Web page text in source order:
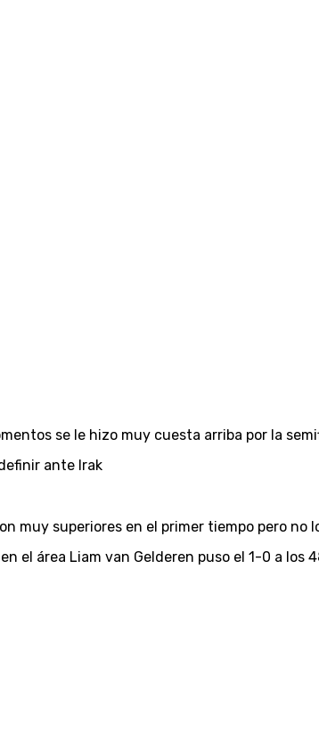
se le hizo muy cuesta arriba por la
ante Irak
muy superiores en el primer tiempo pero no
el área Liam van Gelderen puso el 1-0 a los